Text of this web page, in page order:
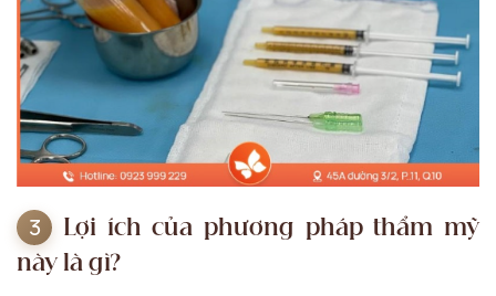
Lợi ích của phương pháp thẩm mỹ
này là gì?